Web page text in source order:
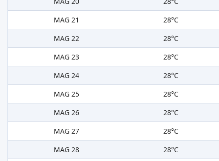
MAG 21
28°C
MAG 22
28°C
MAG 23
28°C
MAG 24
28°C
MAG 25
28°C
MAG 26
28°C
MAG 27
28°C
MAG 28
28°C